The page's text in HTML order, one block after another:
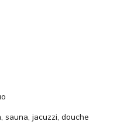
sauna, jacuzzi, douche